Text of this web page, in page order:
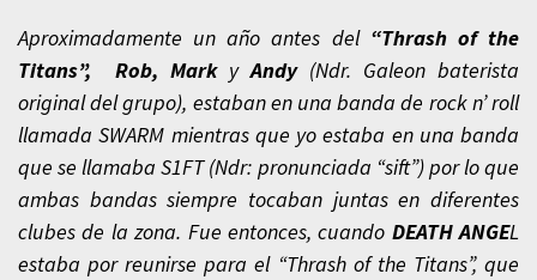
Aproximadamente un año antes del “Thrash of the
Titans”,
Rob, Mark yAndy(Ndr. Galeon baterista
original del grupo), estaban en una banda de rock n’ roll
llamada SWARM mientras que yo estaba en una banda
que se llamaba S1FT (Ndr: pronunciada “sift”) por lo que
ambas bandas siempre tocaban juntas en diferentes
clubes de la zona. Fue entonces, cuando DEATH ANGEL
estaba por reunirse para el “Thrash of the Titans”, que